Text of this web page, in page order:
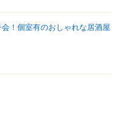
会！個室有のおしゃれな居酒屋